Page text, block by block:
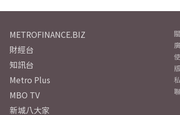
METROFINANCE.BIZ
財經台
知訊台
Metro Plus
MBO TV
新城八大家